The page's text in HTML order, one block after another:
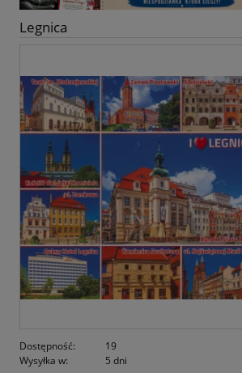
Legnica
Dostępność:
19
Wysyłka w:
5 dni